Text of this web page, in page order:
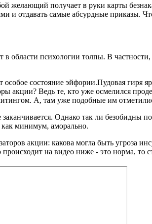
желающий получает в руки карты
отдавать самые абсурдные приказы.
психологии толпы. В частности,
состояние эйфории.Пудовая гиря
акции? Ведь те, кто уже осмелился
А, там уже подобные им
Однако так ли безобидны
как минимум, аморально.
акции: какова могла быть угроза
происходит на видео ниже - это норма, то